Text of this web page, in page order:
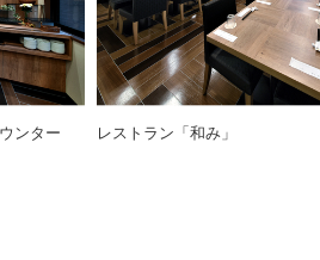
ンター レストラン「和み」